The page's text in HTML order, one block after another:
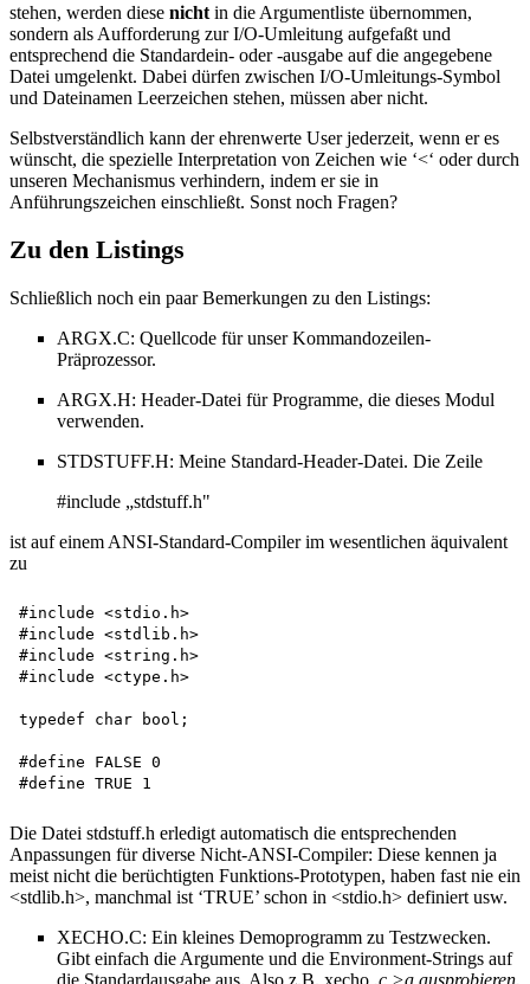
stehen, werden diese nicht in die Argumentliste übernommen,
sondern als Aufforderung zur I/O-Umleitung aufgefaßt und
entsprechend die Standardein- oder -ausgabe auf die angegebene
Datei umgelenkt. Dabei dürfen zwischen I/O-Umleitungs-Symbol
und Dateinamen Leerzeichen stehen, müssen aber nicht.
Selbstverständlich kann der ehrenwerte User jederzeit, wenn er es
wünscht, die spezielle Interpretation von Zeichen wie ‘<‘ oder durch
unseren Mechanismus verhindern, indem er sie in
Anführungszeichen einschließt. Sonst noch Fragen?
Zu den Listings
Schließlich noch ein paar Bemerkungen zu den Listings:
ARGX.C: Quellcode für unser Kommandozeilen-
Präprozessor.
ARGX.H: Header-Datei für Programme, die dieses Modul
verwenden.
STDSTUFF.H: Meine Standard-Header-Datei. Die Zeile
#include „stdstuff.h"
ist auf einem ANSI-Standard-Compiler im wesentlichen äquivalent
zu
#include <stdio.h>
#include <stdlib.h>
#include <string.h>
#include <ctype.h>
typedef char bool;
#define FALSE 0
Die Datei stdstuff.h erledigt automatisch die entsprechenden
Anpassungen für diverse Nicht-ANSI-Compiler: Diese kennen ja
meist nicht die berüchtigten Funktions-Prototypen, haben fast nie ein
<stdlib.h>, manchmal ist ‘TRUE’ schon in <stdio.h> definiert usw.
XECHO.C: Ein kleines Demoprogramm zu Testzwecken.
Gibt einfach die Argumente und die Environment-Strings auf
die Standardausgabe aus. Also z.B. xecho .c >a ausprobieren.